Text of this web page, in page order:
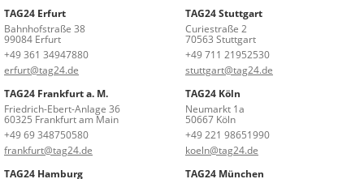
TAG24 Erfurt
Bahnhofstraße 38
99084 Erfurt
+49 361 34947880
erfurt@tag24.de
TAG24 Stuttgart
Curiestraße 2
70563 Stuttgart
+49 711 21952530
stuttgart@tag24.de
TAG24 Frankfurt a. M.
Friedrich-Ebert-Anlage 36
60325 Frankfurt am Main
+49 69 348750580
frankfurt@tag24.de
TAG24 Köln
Neumarkt 1a
50667 Köln
+49 221 98651990
koeln@tag24.de
TAG24 Hamburg
TAG24 München